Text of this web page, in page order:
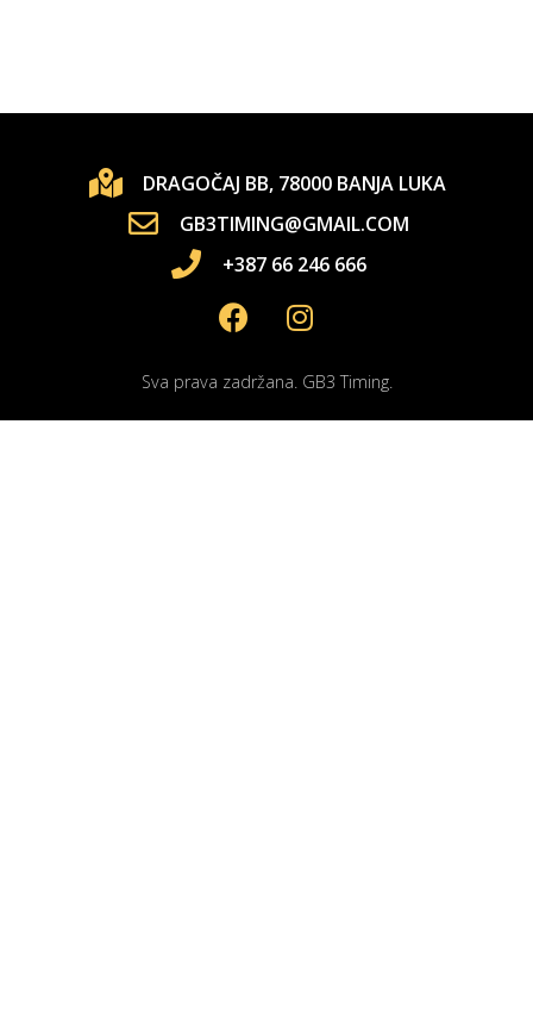
DRAGOČAJ BB, 78000 BANJA LUKA
GB3TIMING@GMAIL.COM
+387 66 246 666
Sva prava zadržana. GB3 Timing.